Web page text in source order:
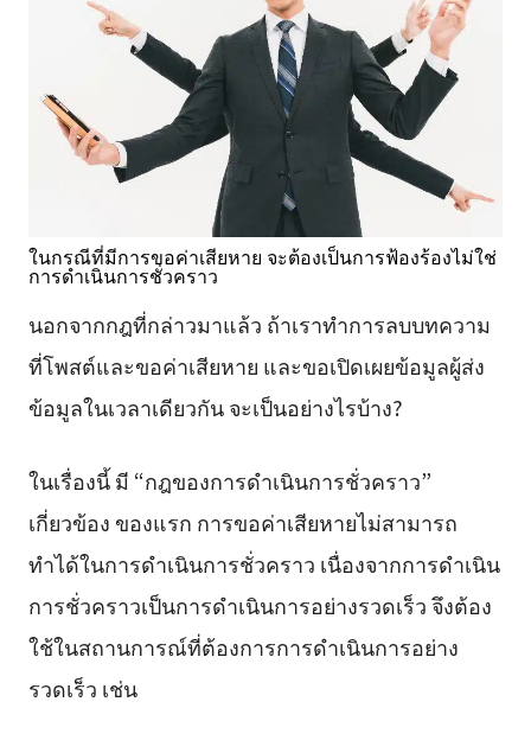
ในกรณีที่มีการขอค่าเสียหาย จะต้องเป็นการฟ้องร้องไม่ใช่
การดำเนินการชั่วคราว
นอกจากกฎที่กล่าวมาแล้ว ถ้าเราทำการลบบทความ
ที่โพสต์และขอค่าเสียหาย และขอเปิดเผยข้อมูลผู้ส่ง
ข้อมูลในเวลาเดียวกัน จะเป็นอย่างไรบ้าง?
ในเรื่องนี้ มี “กฎของการดำเนินการชั่วคราว”
เกี่ยวข้อง ของแรก การขอค่าเสียหายไม่สามารถ
ทำได้ในการดำเนินการชั่วคราว เนื่องจากการดำเนิน
การชั่วคราวเป็นการดำเนินการอย่างรวดเร็ว จึงต้อง
ใช้ในสถานการณ์ที่ต้องการการดำเนินการอย่าง
รวดเร็ว เช่น